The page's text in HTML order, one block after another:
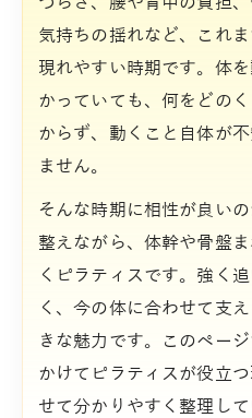
気持ちの揺れなど、これ
現れやすい時期です。体
かっていても、何をどの
からず、動くこと自体が
ません。
そんな時期に相性が良い
整えながら、体幹や骨盤
くピラティスです。強く
く、今の体に合わせて支
きな魅力です。このペー
かけてピラティスが役立
せて分かりやすく整理して